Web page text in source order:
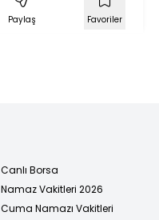
Paylaş Favoriler
Canlı Borsa
Namaz Vakitleri 2026
Cuma Namazı Vakitleri